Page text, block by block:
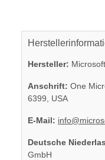
Hersteller:
Anschrift: One
6399, USA
E-Mail:
Deutsche
GmbH